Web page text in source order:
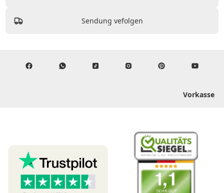
Sendung vefolgen
Vorkasse